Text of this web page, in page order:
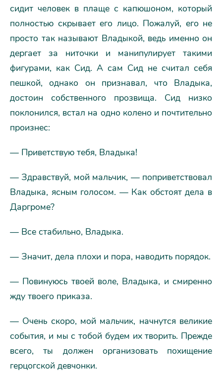
сидит человек в плаще с капюшоном, который
полностью скрывает его лицо. Пожалуй, его не
просто так называют Владыкой, ведь именно он
дергает за ниточки и манипулирует такими
фигурами, как Сид. А сам Сид не считал себя
пешкой, однако он признавал, что Владыка,
достоин собственного прозвища. Сид низко
поклонился, встал на одно колено и почтительно
произнес:
— Приветствую тебя, Владыка!
— Здравствуй, мой мальчик, — поприветствовал
Владыка, ясным голосом. — Как обстоят дела в
Даргроме?
— Все стабильно, Владыка.
— Значит, дела плохи и пора, наводить порядок.
— Повинуюсь твоей воле, Владыка, и смиренно
жду твоего приказа.
— Очень скоро, мой мальчик, начнутся великие
события, и мы с тобой будем их творить. Прежде
всего, ты должен организовать похищение
герцогской девчонки.